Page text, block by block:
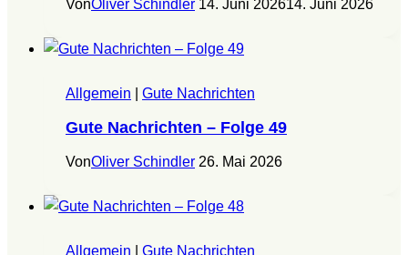
VonOliver Schindler 14. Juni 202614. Juni 2026
Allgemein Gute Nachrichten
Gute Nachrichten – Folge 49
VonOliver Schindler 26. Mai 2026
Allgemein Gute Nachrichten